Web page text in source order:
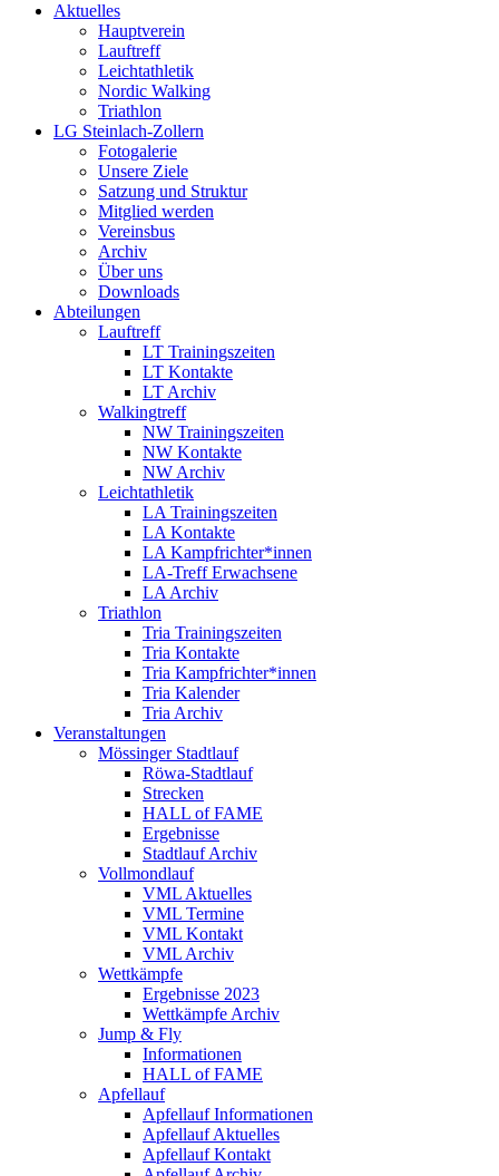
Aktuelles
Hauptverein
Lauftreff
Leichtathletik
Nordic Walking
Triathlon
LG Steinlach-Zollern
Fotogalerie
Unsere Ziele
Satzung und Struktur
Mitglied werden
Vereinsbus
Archiv
Über uns
Downloads
Abteilungen
Lauftreff
LT Trainingszeiten
LT Kontakte
LT Archiv
Walkingtreff
NW Trainingszeiten
NW Kontakte
NW Archiv
Leichtathletik
LA Trainingszeiten
LA Kontakte
LA Kampfrichter*innen
LA-Treff Erwachsene
LA Archiv
Triathlon
Tria Trainingszeiten
Tria Kontakte
Tria Kampfrichter*innen
Tria Kalender
Tria Archiv
Veranstaltungen
Mössinger Stadtlauf
Röwa-Stadtlauf
Strecken
HALL of FAME
Ergebnisse
Stadtlauf Archiv
Vollmondlauf
VML Aktuelles
VML Termine
VML Kontakt
VML Archiv
Wettkämpfe
Ergebnisse 2023
Wettkämpfe Archiv
Jump & Fly
Informationen
HALL of FAME
Apfellauf
Apfellauf Informationen
Apfellauf Aktuelles
Apfellauf Kontakt